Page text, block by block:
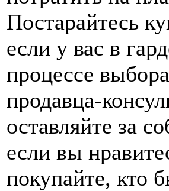
Постарайтесь
если у вас в
процессе
продавца-
оставляйте за
если вы
покупайте, кто